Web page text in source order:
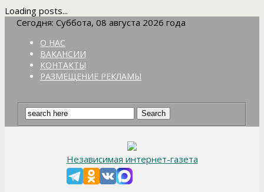
Loading posts...
Сегодня: Суббота, 08 августа 2026 года
О НАС
ВАКАНСИИ
КОНТАКТЫ
РАЗМЕЩЕНИЕ РЕКЛАМЫ
Независимая интернет-газета